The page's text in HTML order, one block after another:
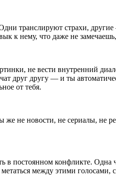
транслируют страхи,
к нему, что даже не
не вести внутренний
друг другу — и ты
от тебя.
же не новости, не сериалы,
конфликте. Одна
между этими голосами,